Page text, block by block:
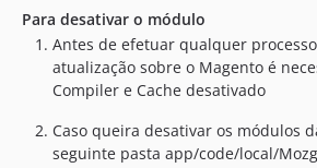
Para desativar o módulo
Antes de efetuar qualquer
atualização sobre o Magento é
Compiler e Cache desativado
Caso queira desativar os módulos
seguinte pasta app/code/local/Mozg